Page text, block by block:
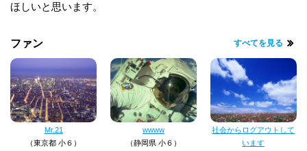
ほしいと思います。
ファン すべてを見る
Mr.21
（東京都 小６）
wwww
（静岡県 小６）
社会からログアウトして
います